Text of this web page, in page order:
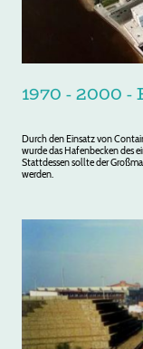
1970 - 2000
Durch den Einsatz von
wurde das Hafenbecken des
Stattdessen sollte der
werden.